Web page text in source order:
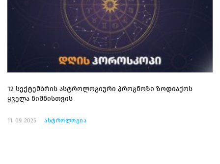
12 სექტემბრის ასტროლოგიური პროგნოზი ზოდიაქოს
ყველა ნიშნისთვის
11. 09. 2025 ასტროლოგია